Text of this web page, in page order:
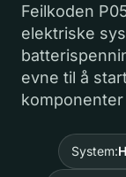
Feilkoden
elektriske
evne til å
System: